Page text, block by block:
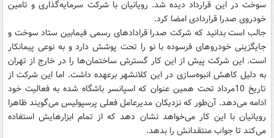
سوخت در این قرارداد دیده شد. رویانیان با شرکت سرمایه‌گذاری و تامین
خودروی صدرا قراردادی امضا کرد.
جالب است بدانید که شرکت صدرا قرادادهای رسمی فیمابین ستاد سوخت و
جایگزینی خودروهای فرسوده با نو را تحت پوشش دارد و به نوعی پیمانکار
است. این شرکت پیش از این کار گسترش ساختمان‌ها را در خارج از تهران
به دلیل کاهش انبوه‌سازی در این کلانشهر برعهده داشت. اما این شرکت از
تاریخ 10مرداد تحت همین عنوان که اسپانسر باشگاه شده به فعالیت خود
ادامه می‌دهد. آن‌طور که نزدیکان مدیرعامل فعلی پرسپولیس می‌گویند ظاهرا
رویانیان با این کار می‌خواهد نشان دهد که از تمام ابزارهایش استفاده
می‌کند تا جواب منتقدانش را بدهد.